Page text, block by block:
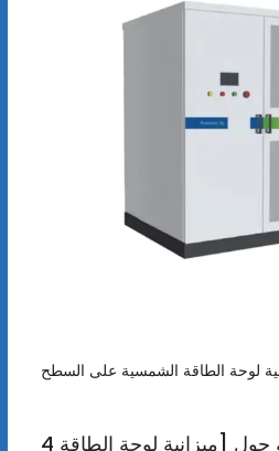
4 أسئلة شائعة حول [ميزانية لوحة الطاقة